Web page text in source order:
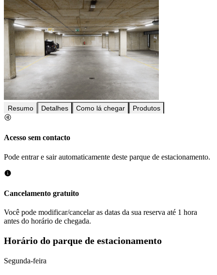
Resumo Detalhes Como lá chegar Produtos
Acesso sem contacto
Pode entrar e sair automaticamente deste parque de estacionamento.
Cancelamento gratuito
Você pode modificar/cancelar as datas da sua reserva até 1 hora
antes do horário de chegada.
Horário do parque de estacionamento
Segunda-feira